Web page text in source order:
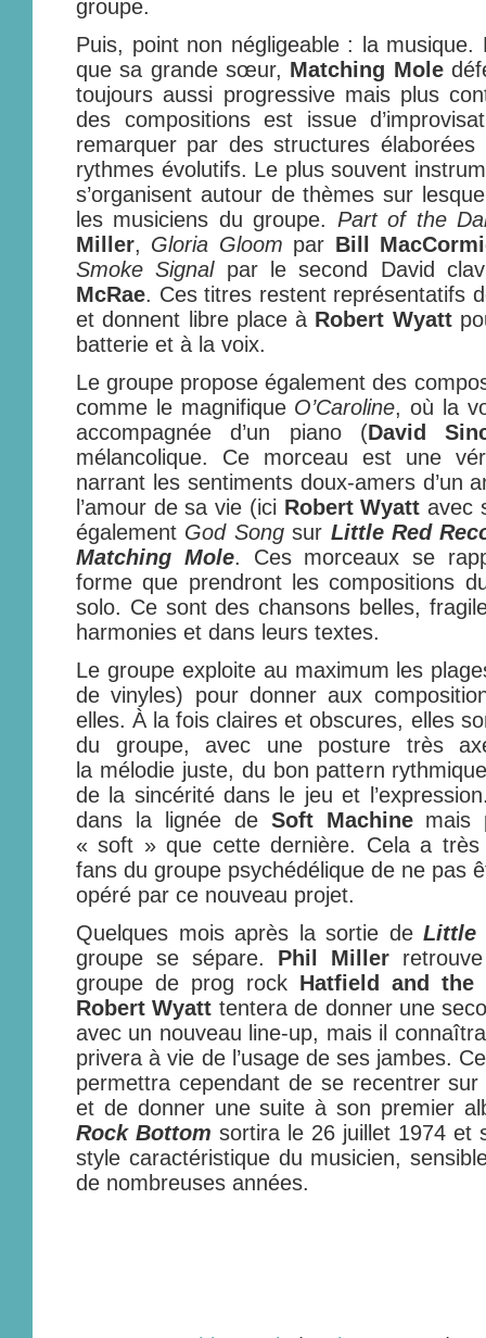
groupe.
Puis, point non négligeable : la musique.
que sa grande sœur, Matching Mole
toujours aussi progressive mais plus
des compositions est issue
remarquer par des structures
rythmes évolutifs. Le plus souvent
s’organisent autour de thèmes sur
les musiciens du groupe. Part of the
Miller, Gloria Gloom par Bill
Smoke Signalpar le second David
McRae. Ces titres restent représentatifs
et donnent libre place à Robert Wyatt
batterie et à la voix.
Le groupe propose également des
comme le magnifique O’Caroline, où la
accompagnée d’un piano (David
mélancolique. Ce morceau est une
narrant les sentiments doux-amers d’un
l’amour de sa vie (ici Robert Wyatt avec
également God Songsur Little Red
Matching Mole. Ces morceaux se
forme que prendront les compositions
solo. Ce sont des chansons belles,
harmonies et dans leurs textes.
Le groupe exploite au maximum les
de vinyles) pour donner aux
elles. À la fois claires et obscures, elles
du groupe, avec une posture très
la mélodie juste, du bon pattern
de la sincérité dans le jeu et
dans la lignée de Soft Machinemais
« soft » que cette dernière. Cela a très
fans du groupe psychédélique de ne pas
opéré par ce nouveau projet.
Quelques mois après la sortie deLittle
groupe se sépare. Phil Miller
groupe de prog rock Hatfield and the
Robert Wyatt tentera de donner une
avec un nouveau line-up, mais il
privera à vie de l’usage de ses jambes.
permettra cependant de se recentrer
et de donner une suite à son premier
Rock Bottom sortira le 26 juillet 1974 et
style caractéristique du musicien,
de nombreuses années.